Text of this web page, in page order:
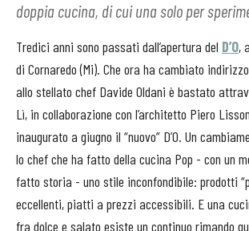
doppia cucina, di cui una solo per
Tredici anni sono passati dall’apertura del D’O,
di Cornaredo (Mi). Che ora ha cambiato
allo stellato chef Davide Oldani è bastato
Lì, in collaborazione con l’architetto Piero
inaugurato a giugno il “nuovo” D’O. Un
lo chef che ha fatto della cucina Pop - con un
fatto storia - uno stile inconfondibile: prodotti
eccellenti, piatti a prezzi accessibili. E una
fra dolce e salato esiste un continuo rimando